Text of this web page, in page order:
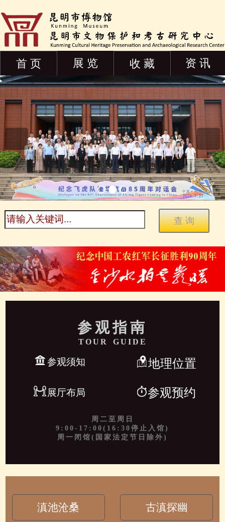
首 页 展 览 收 藏 资 讯
参观指南
TOUR GUIDE
参观须知 地理位置
展厅布局 参观预约
周二至周日
9:00-17:00(16:30停止入馆)
周一闭馆(国家法定节日除外)
滇池沧桑 古滇探幽